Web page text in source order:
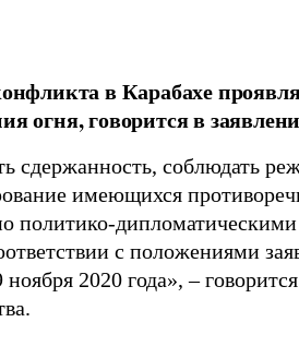
в Карабахе
огня, говорится в
сдержанность, соблюдать
имеющихся
политико-
с положениями
2020 года», –